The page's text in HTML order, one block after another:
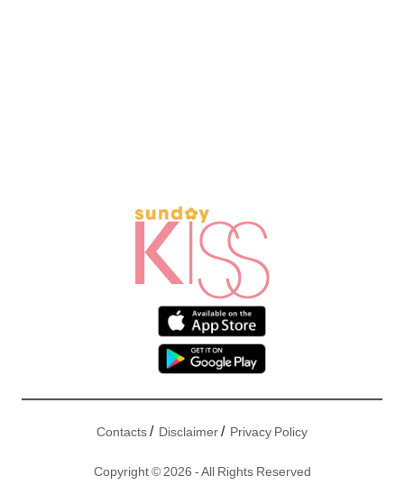
Contacts/ Disclaimer/ Privacy Policy
Copyright © 2026 - All Rights Reserved